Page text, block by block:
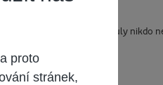
Do této doby tyto moduly nikdo
proto
stránek,